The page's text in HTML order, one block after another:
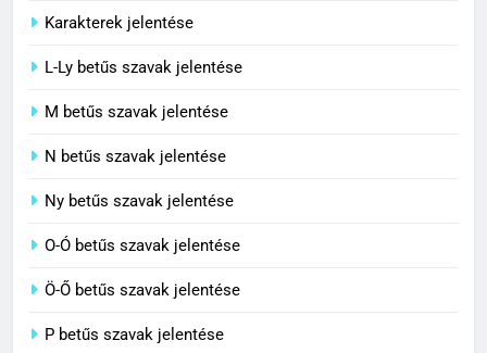
C BETŰS SZAVAK JELENTÉSE
8
Karakterek jelentése
L-Ly betűs szavak jelentése
M betűs szavak jelentése
N betűs szavak jelentése
Ny betűs szavak jelentése
O-Ó betűs szavak jelentése
Ö-Ő betűs szavak jelentése
P betűs szavak jelentése